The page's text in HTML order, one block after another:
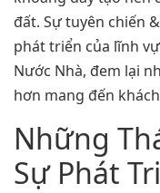
đất. Sự tuyên chiến
phát triển của lĩnh
Nước Nhà, đem lại
hơn mang đến
Những
Sự Phát